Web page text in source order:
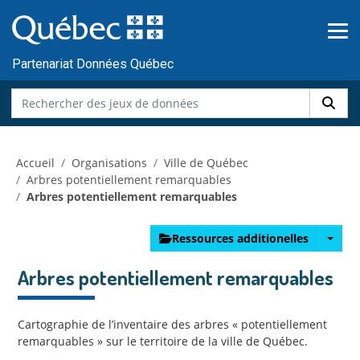
au
contenu
Partenariat Données Québec
Accueil Organisations
Ville de Québec
Arbres potentiellement remarquables
Arbres potentiellement remarquables
Ressources additionelles
Arbres potentiellement remarquables
Cartographie de l’inventaire des arbres « potentiellement
remarquables » sur le territoire de la ville de Québec.